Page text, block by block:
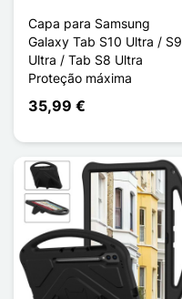
Capa para Samsung
Galaxy Tab S10 Ultra / S9
Ultra / Tab S8 Ultra
Proteção máxima
35,99 €